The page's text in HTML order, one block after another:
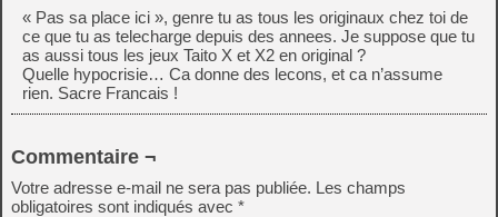
« Pas sa place ici », genre tu as tous les originaux chez toi de
ce que tu as telecharge depuis des annees. Je suppose que tu
as aussi tous les jeux Taito X et X2 en original ?
Quelle hypocrisie… Ca donne des lecons, et ca n’assume
rien. Sacre Francais !
Commentaire ¬
Votre adresse e-mail ne sera pas publiée. Les champs
obligatoires sont indiqués avec *